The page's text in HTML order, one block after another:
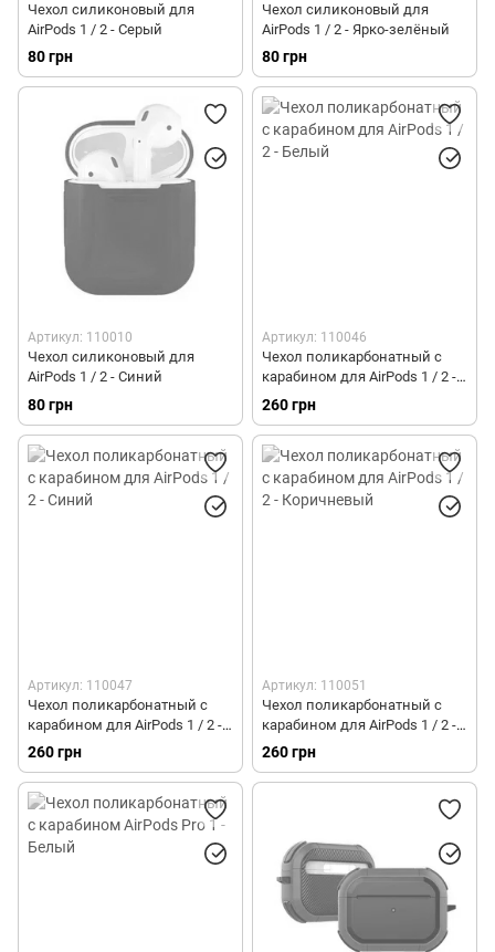
Чехол силиконовый для
AirPods 1 / 2 - Серый
80 грн
Чехол силиконовый для
AirPods 1 / 2 - Ярко-зелёный
80 грн
Артикул: 110010
Чехол силиконовый для
AirPods 1 / 2 - Синий
80 грн
Артикул: 110046
Чехол поликарбонатный с
карабином для AirPods 1 / 2 -
Белый
260 грн
Артикул: 110047
Чехол поликарбонатный с
карабином для AirPods 1 / 2 -
Синий
260 грн
Артикул: 110051
Чехол поликарбонатный с
карабином для AirPods 1 / 2 -
Коричневый
260 грн